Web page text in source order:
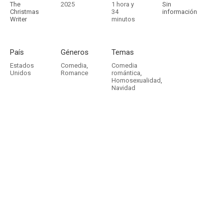
The
Christmas
Writer
2025
1 hora y
34
minutos
Sin
información
País
Estados
Unidos
Géneros
Comedia,
Romance
Temas
Comedia
romántica,
Homosexualidad,
Navidad